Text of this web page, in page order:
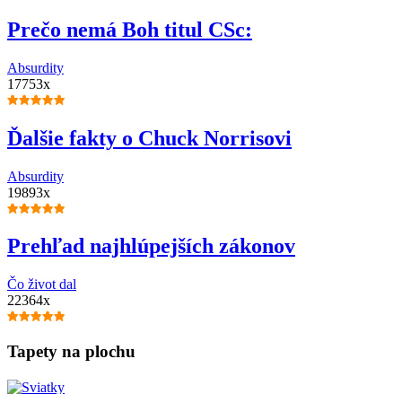
Prečo nemá Boh titul CSc:
Absurdity
17753x
Ďalšie fakty o Chuck Norrisovi
Absurdity
19893x
Prehľad najhlúpejších zákonov
Čo život dal
22364x
Tapety na plochu